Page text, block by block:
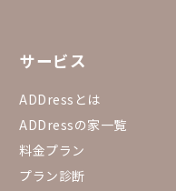
サービス
ADDressとは
ADDressの家一覧
料金プラン
プラン診断